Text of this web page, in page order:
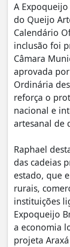
A
do Queijo
Calendário
inclusão foi
Câmara
aprovada
Ordinária
reforça o
nacional e
artesanal de
Raphael
das cadeias
estado, que
rurais,
instituições
Expoqueijo
a economia
projeta